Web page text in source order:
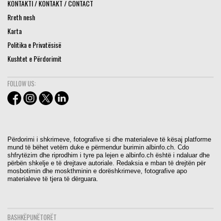
KONTAKTI / KONTAKT / CONTACT
Rreth nesh
Karta
Politika e Privatësisë
Kushtet e Përdorimit
FOLLOW US:
Përdorimi i shkrimeve, fotografive si dhe materialeve të kësaj platforme
mund të bëhet vetëm duke e përmendur burimin albinfo.ch. Cdo
shfrytëzim dhe riprodhim i tyre pa lejen e albinfo.ch është i ndaluar dhe
përbën shkelje e të drejtave autoriale. Redaksia e mban të drejtën për
mosbotimin dhe moskthminin e dorëshkrimeve, fotografive apo
materialeve të tjera të dërguara.
BASHKËPUNËTORËT